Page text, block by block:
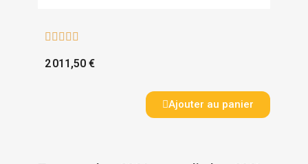
    
2 011,50 €
Ajouter au panier